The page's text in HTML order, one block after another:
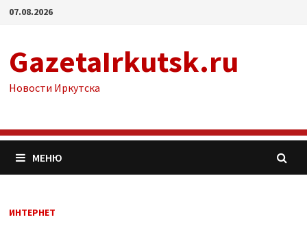
Перейти
07.08.2026
GazetaIrkutsk.ru
Новости Иркутска
МЕНЮ
ИНТЕРНЕТ